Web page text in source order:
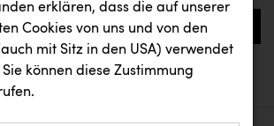
0
erklären, dass die auf unserer
Cookies von uns und von den
mit Sitz in den USA) verwendet
können diese Zustimmung